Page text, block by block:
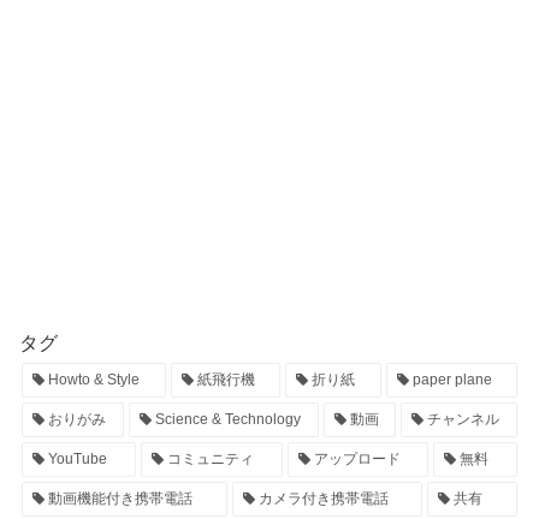
タグ
Howto & Style 紙飛行機 折り紙 paper plane
おりがみ Science & Technology 動画 チャンネル
YouTube コミュニティ アップロード 無料
動画機能付き携帯電話 カメラ付き携帯電話 共有